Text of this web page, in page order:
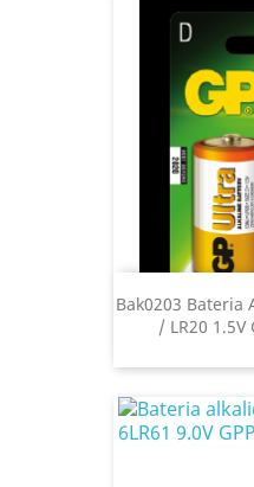
Bak0203 Bateria
/ LR20 1.5V